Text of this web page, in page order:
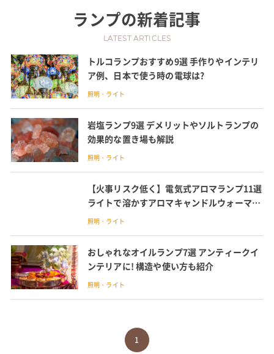
ランプの新着記事
LATEST ARTICLES
トルコランプおすすめ9選 手作りやインテリ
ア例、日本で使う時の電球は?
照明・ライト
岩塩ランプ9選 デメリットやソルトランプの
効果的な置き場も解説
照明・ライト
【火事リスク低く】電気式アロマランプ11選
ライトで溶かすアロマキャンドルウォーマー
も
照明・ライト
おしゃれなオイルランプ7選 アンティークイ
ンテリアに! 構造や使い方も紹介
照明・ライト
1